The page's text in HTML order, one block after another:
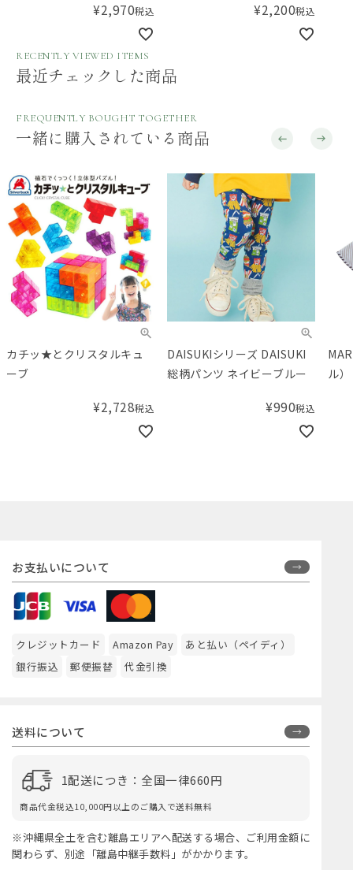
¥2,970税込 ¥2,200税込
RECENTLY VIEWED ITEMS
最近チェックした商品
FREQUENTLY BOUGHT TOGETHER
一緒に購入されている商品
カチッ★とクリスタルキュ
ーブ
¥2,728税込
DAISUKIシリーズ DAISUKI
総柄パンツ ネイビーブルー
¥990税込
ル
お支払いについて
クレジットカード Amazon Pay
あと払い（ペイディ）
銀行振込
郵便振替 代金引換
送料について
1配送につき：全国一律660円
商品代金税込10,000円以上のご購入で送料無料
※沖縄県全土を含む離島エリアへ配送する場合、ご利用金額に
関わらず、別途「離島中継手数料」がかかります。